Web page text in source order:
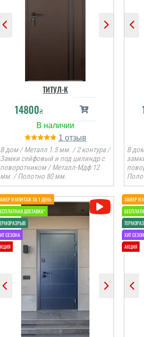
ТИТУЛ-К
14800₴
1
В дом / Металл 1.5 мм. / 2 контура /
Замки сейфовый и под цилиндр с
поворотником / Металл-Мдф 12
мм. / Полотно 80 мм.
В